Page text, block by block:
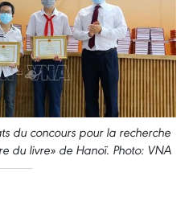
du concours pour la recherche
du livre» de Hanoï. Photo: VNA